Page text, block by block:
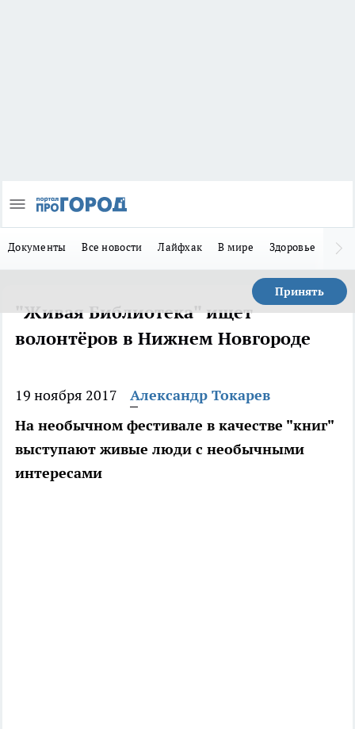
Документы Все новости Лайфхак В мире Здоровье
Принять
"Живая Библиотека" ищет
волонтёров в Нижнем Новгороде
19 ноября 2017
Александр Токарев
На необычном фестивале в качестве "книг"
выступают живые люди с необычными
интересами